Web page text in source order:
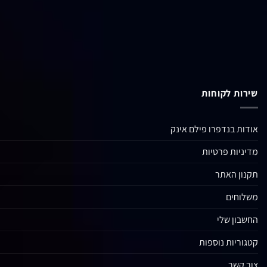
שירות לקוחות
אודות בנדפרו פילם אינק
מדיניות פרטיות
תקנון האתר
משלוחים
החשבון שלי
קטגוריות נוספות